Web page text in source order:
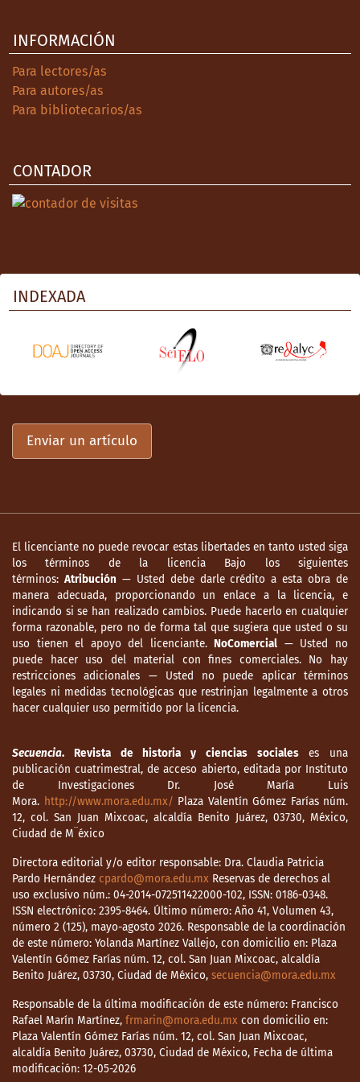
demográficas y rutas de propagación de las
epidemias en Taximaroa (1738-1798). En M.
A. Magaña Mancillas (coord.) Epidemias y
rutas de propagación la Nueva España y
México (Siglos XVIII-XIX) (pp. 147-177).
González Flores, J. G. (2016). Mestizaje de
papel. Dinámica demográfica y familias de
Henry, L. (1983). Manual de demografía
histórica. Barcelona: Editorial Crítica.
Molina del Villar, A. (2001). La Nueva España
Morin, C. (1973). Santa Inés Zacatelco, 1646-
1815: contribución a la demografía histórica
seguridad publica en la Ciudad de México,
1810-1815. En: R. Hernández Franyuti (Coord.)
La ciudad de México durante la primera
mitad del siglo XIX, “Gobierno y
política/Sociedad y Cultura”, vol. 2. México:
Instituto de Investigaciones Dr. José María
Luis Mora.
Pérez Escutia, R. A. (1986). Taximaroa.
Historia de un pueblo michoacano. Morelia:
Pérez Escutia, R. A. (1990). Historia de
Maravatío, Michoacán. Maravatío: Comité
Organizador de los Festejos del 450
aniversario de Maravatío.
Rabell Romero, C. (1990). La población
novohispana a la luz de los registros
parroquiales, México: Instituto de
Investigaciones Históricas/Universidad
Nacional Autónoma de México.
Torres Franco C. P. (2017a). ¿Entre parientes?
Demografía, estrategias matrimoniales y
reconstrucción de familias en la parroquia
de Encarnación, 1778-1822. Zamora: El
Colegio de Michoacán.
Torres Franco, C. P. (2017b) La
INFORMACIÓN
Para lectores/as
Para autores/as
Para bibliotecarios/as
CONTADOR
INDEXADA
Enviar un artículo
El licenciante no puede revocar estas libertades en tanto usted siga
los términos de la licencia Bajo los siguientes
términos: Atribución — Usted debe darle crédito a esta obra de
manera adecuada, proporcionando un enlace a la licencia, e
indicando si se han realizado cambios. Puede hacerlo en cualquier
forma razonable, pero no de forma tal que sugiera que usted o su
uso tienen el apoyo del licenciante.NoComercial — Usted no
puede hacer uso del material con fines comerciales. No hay
restricciones adicionales — Usted no puede aplicar términos
legales ni medidas tecnológicas que restrinjan legalmente a otros
hacer cualquier uso permitido por la licencia.
Secuencia. Revista de historia y ciencias socialeses una
publicación cuatrimestral, de acceso abierto, editada por Instituto
de Investigaciones Dr. José María Luis
Mora. http://www.mora.edu.mx/ Plaza Valentín Gómez Farías núm.
12, col. San Juan Mixcoac, alcaldía Benito Juárez, 03730, México,
Ciudad de M¨éxico
Directora editorial y/o editor responsable: Dra. Claudia Patricia
Pardo Hernández cpardo@mora.edu.mx Reservas de derechos al
uso exclusivo núm.: 04-2014-072511422000-102, ISSN: 0186-0348.
ISSN electrónico: 2395-8464. Último número: Año 41, Volumen 43,
número 2 (125), mayo-agosto 2026. Responsable de la coordinación
de este número: Yolanda Martínez Vallejo, con domicilio en: Plaza
Valentín Gómez Farías núm. 12, col. San Juan Mixcoac, alcaldía
Benito Juárez, 03730, Ciudad de México, secuencia@mora.edu.mx
Responsable de la última modificación de este número: Francisco
Rafael Marín Martínez, frmarin@mora.edu.mx con domicilio en:
Plaza Valentín Gómez Farías núm. 12, col. San Juan Mixcoac,
alcaldía Benito Juárez, 03730, Ciudad de México, Fecha de última
modificación: 12-05-2026